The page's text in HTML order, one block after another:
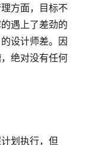
方面，目标不
遇上了差劲的
设计师差。因
绝对没有任何
划执行，但